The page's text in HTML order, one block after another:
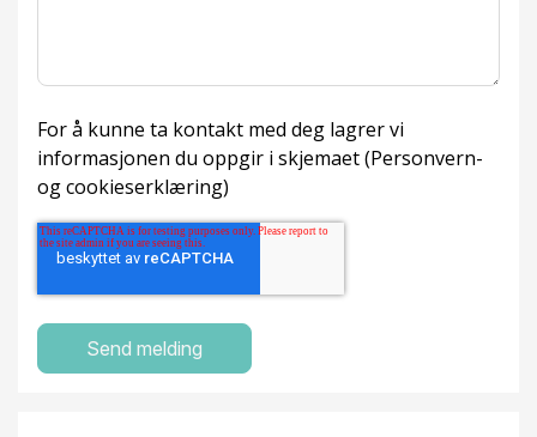
For å kunne ta kontakt med deg lagrer vi
informasjonen du oppgir i skjemaet (Personvern-
og cookieserklæring)